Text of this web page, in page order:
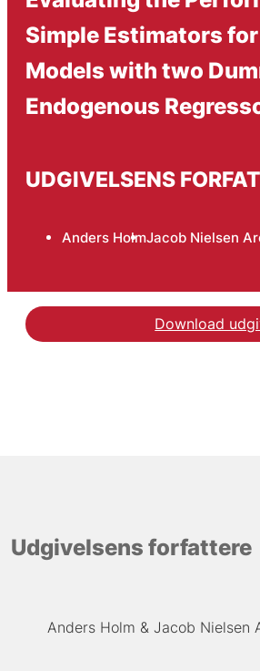
Simple Estimators
Models with two
Endogenous
UDGIVELSENS
Anders HolmJacob Nielsen
Download
Udgivelsens forfattere
Anders Holm Jacob Nielsen